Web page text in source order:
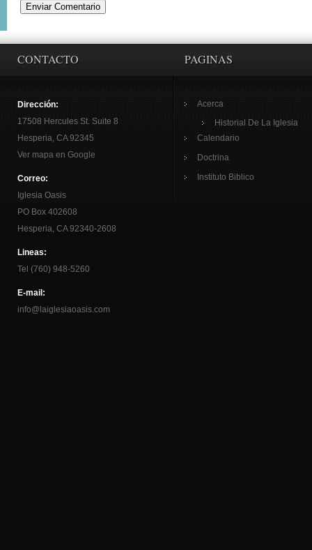
CONTACTO
Dirección:
17508 Hercules St. Suite 8
Hesperia, CA 92345
Ver mapa en Google
Correo:
Iglesia Oasis
PO Box 402608
Hesperia, CA 92340-2608
Lineas:
Tel (760) 948-5260
E-mail:
info@laiglesiaoasis.com
PAGINAS
Acerca
Historial De La Iglesia
Calendario
Doctrina
Instituto Biblico